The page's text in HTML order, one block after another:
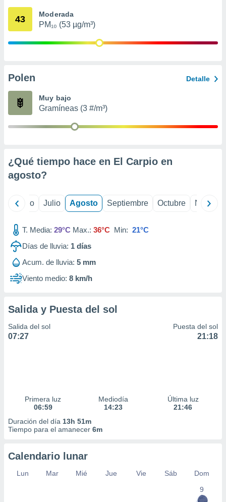
mediante
publicidad
de
43 Moderada
PM₁₀ (53 µg/m³)
Polen Detalle
Muy bajo
Gramíneas (3 #/m³)
¿Qué tiempo hace en El Carpio en
agosto?
Junio Julio Agosto Septiembre Octubre
T. Media: 29°C Max.: 36°C Min: 21°C
Días de lluvia: 1 días
Acum. de lluvia: 5 mm
Viento medio: 8 km/h
Salida y Puesta del sol
Salida del sol
07:27
Puesta del sol
21:18
Primera luz
06:59
Mediodía
14:23
Última luz
21:46
Duración del día 13h 51m
Tiempo para el amanecer 6m
Calendario lunar
Lun Mar Mié Jue Vie Sáb
Dom
9